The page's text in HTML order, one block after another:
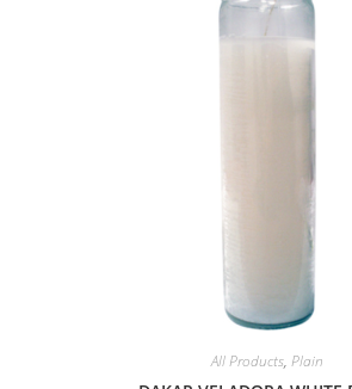
All Products, Plain